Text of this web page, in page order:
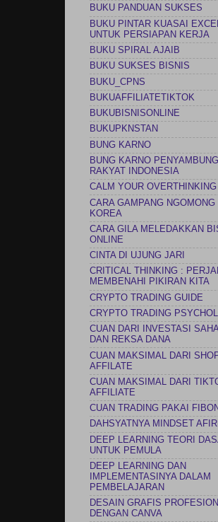
saya bisa menyesuaikan pelayaran saya
BUKU PANDUAN SUKSES
BUKU PINTAR KUASAI EXCEL
UNTUK PERSIAPAN KERJA
BUKU SPIRAL AJAIB
BUKU SUKSES BISNIS
BUKU_CPNS
BUKUAFFILIATETIKTOK
BUKUBISNISONLINE
BUKUPKNSTAN
BUNG KARNO
BUNG KARNO
RAKYAT INDONESIA
CALM YOUR OVERTHINKING
CARA GAMPANG NGOMONG
KOREA
CARA GILA MELEDAKKAN
ONLINE
CINTA DI UJUNG JARI
CRITICAL THINKING :
MEMBENAHI PIKIRAN KITA
CRYPTO TRADING GUIDE
CRYPTO TRADING
CUAN DARI INVESTASI
DAN REKSA DANA
CUAN MAKSIMAL DARI
AFFILATE
CUAN MAKSIMAL DARI
AFFILIATE
CUAN TRADING PAKAI
DAHSYATNYA MINDSET
DEEP LEARNING TEORI
UNTUK PEMULA
DEEP LEARNING DAN
IMPLEMENTASINYA DALAM
PEMBELAJARAN
DESAIN GRAFIS
DENGAN CANVA